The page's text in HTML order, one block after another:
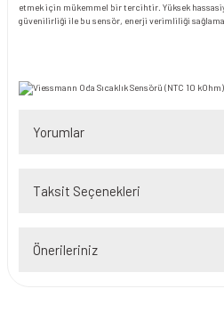
etmek için mükemmel bir tercihtir. Yüksek
güvenilirliği ile bu sensör, enerji verimliliği
Yorumlar
Taksit Seçenekleri
Önerileriniz